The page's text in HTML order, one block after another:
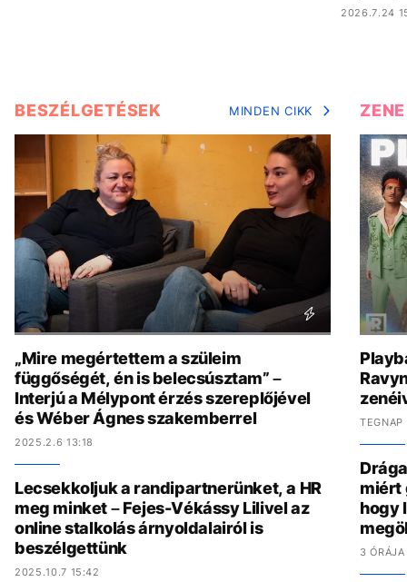
2026.7.24
BESZÉLGETÉSEK MINDEN CIKK
„Mire megértettem a szüleim
függőségét, én is belecsúsztam” –
Interjú a Mélypont érzés szereplőjével
és Wéber Ágnes szakemberrel
2025.2.6 13:18
Lecsekkoljuk a randipartnerünket, a HR
meg minket – Fejes-Vékássy Lilivel az
online stalkolás árnyoldalairól is
beszélgettünk
2025.10.7 15:42
ZENE
miért
hogy
3 ÓRÁJA